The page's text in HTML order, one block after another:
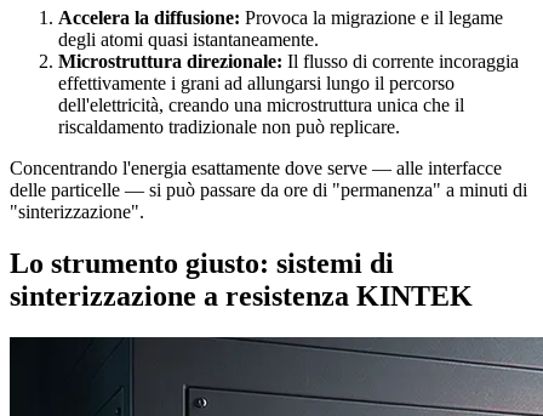
Accelera la diffusione: Provoca la migrazione e il legame
degli atomi quasi istantaneamente.
Microstruttura direzionale: Il flusso di corrente incoraggia
effettivamente i grani ad allungarsi lungo il percorso
dell'elettricità, creando una microstruttura unica che il
riscaldamento tradizionale non può replicare.
Concentrando l'energia esattamente dove serve — alle interfacce
delle particelle — si può passare da ore di "permanenza" a minuti di
"sinterizzazione".
Lo strumento giusto: sistemi di
sinterizzazione a resistenza KINTEK